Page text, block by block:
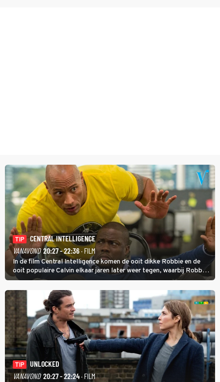
TIP
CENTRAL INTELLIGENCE
VANAVOND 20:27 - 22:36· FILM
In de film Central Intelligence komen de ooit dikke Robbie en de
ooit populaire Calvin elkaar jaren later weer tegen, waarbij Robbie,
inmiddels supergespierd en werkzaam voor de CIA, Calvins hulp
goed kan gebruiken.
TIP
UNLOCKED
VANAVOND 20:27 - 22:24· FILM